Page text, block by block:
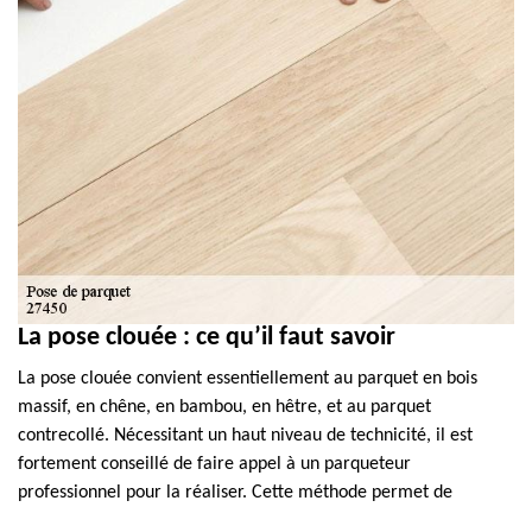
La pose clouée : ce qu’il faut savoir
La pose clouée convient essentiellement au parquet en bois
massif, en chêne, en bambou, en hêtre, et au parquet
contrecollé. Nécessitant un haut niveau de technicité, il est
fortement conseillé de faire appel à un parqueteur
professionnel pour la réaliser. Cette méthode permet de